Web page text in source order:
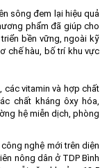
sông đem lại hiệu quả
phẩm đã giúp cho
bền vững, ngoài kỹ
chế hàu, bố trí khu vực
các vitamin và hợp chất
chất kháng ôxy hóa,
hệ miễn dịch, phòng
nghệ mới trên diện
nông dân ở TDP Bình